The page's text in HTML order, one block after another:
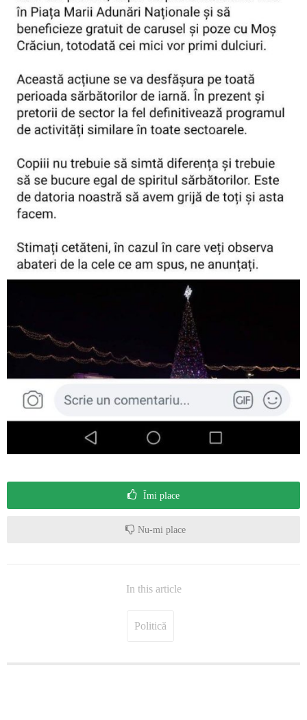
Îmi place
Nu-mi place
In this article
Politică